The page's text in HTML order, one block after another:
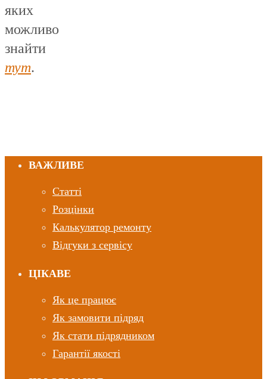
яких
можливо
знайти
тут.
ВАЖЛИВЕ
Статті
Розцінки
Калькулятор ремонту
Відгуки з сервісу
ЦІКАВЕ
Як це працює
Як замовити підряд
Як стати підрядником
Гарантії якості